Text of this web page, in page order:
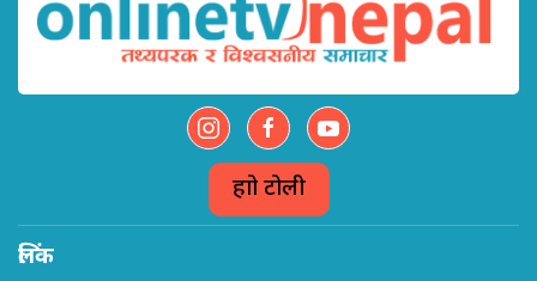
हाम्रो टोली
लिंक